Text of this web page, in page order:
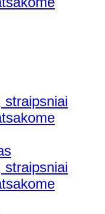
straipsniai
straipsniai